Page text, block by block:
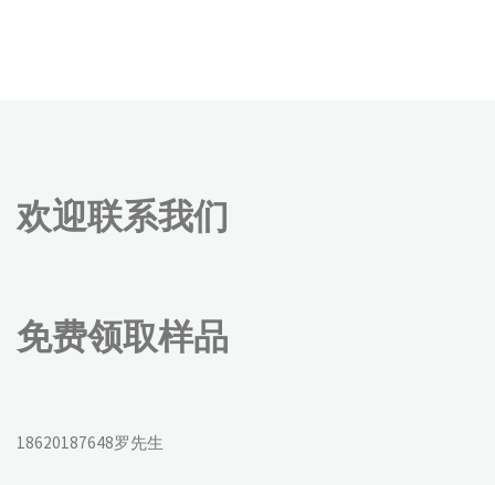
欢迎联系我们
免费领取样品
18620187648罗先生